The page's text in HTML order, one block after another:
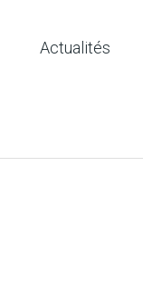
Actualités